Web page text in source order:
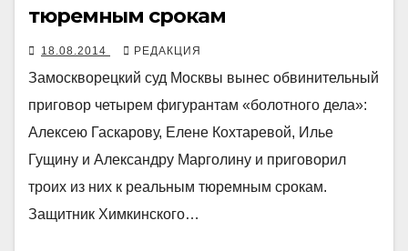
тюремным срокам
18.08.2014 РЕДАКЦИЯ
Замоскворецкий суд Москвы вынес обвинительный
приговор четырем фигурантам «болотного дела»:
Алексею Гаскарову, Елене Кохтаревой, Илье
Гущину и Александру Марголину и приговорил
троих из них к реальным тюремным срокам.
Защитник Химкинского…